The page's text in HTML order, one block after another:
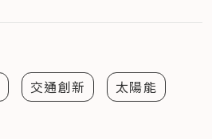
交通創新 太陽能